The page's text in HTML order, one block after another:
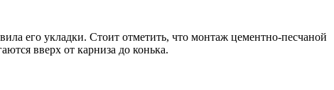
его укладки. Стоит отметить, что монтаж цементно-песчаной
вверх от карниза до конька.